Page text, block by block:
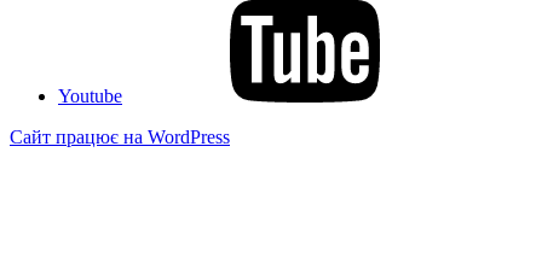
Youtube
Сайт працює на WordPress